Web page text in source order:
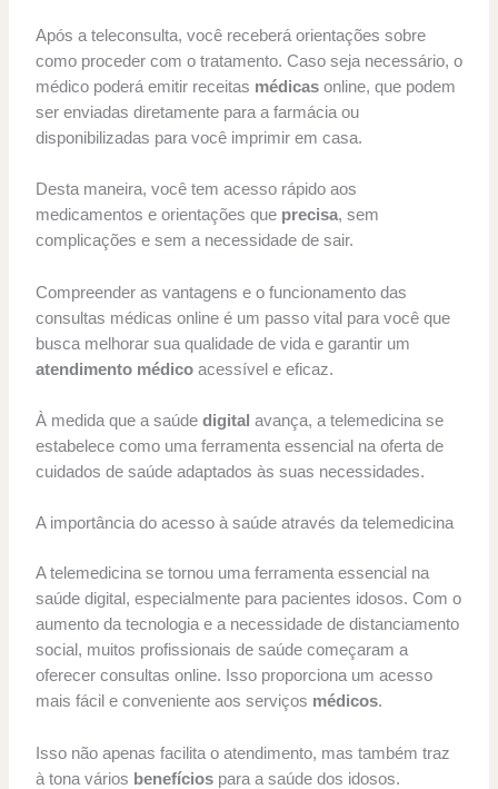
Após a teleconsulta, você receberá orientações sobre
como proceder com o tratamento. Caso seja necessário, o
médico poderá emitir receitas médicasonline, que podem
ser enviadas diretamente para a farmácia ou
disponibilizadas para você imprimir em casa.
Desta maneira, você tem acesso rápido aos
medicamentos e orientações que precisa, sem
complicações e sem a necessidade de sair.
Compreender as vantagens e o funcionamento das
consultas médicas online é um passo vital para você que
busca melhorar sua qualidade de vida e garantir um
atendimento médicoacessível e eficaz.
À medida que a saúde digital avança, a telemedicina se
estabelece como uma ferramenta essencial na oferta de
cuidados de saúde adaptados às suas necessidades.
A importância do acesso à saúde através da telemedicina
A telemedicina se tornou uma ferramenta essencial na
saúde digital, especialmente para pacientes idosos. Com o
aumento da tecnologia e a necessidade de distanciamento
social, muitos profissionais de saúde começaram a
oferecer consultas online. Isso proporciona um acesso
mais fácil e conveniente aos serviços médicos.
Isso não apenas facilita o atendimento, mas também traz
à tona vários benefíciospara a saúde dos idosos.